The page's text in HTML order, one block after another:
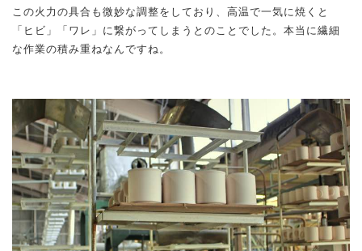
この火力の具合も微妙な調整をしており、高温で一気に焼くと
「ヒビ」「ワレ」に繋がってしまうとのことでした。本当に繊細
な作業の積み重ねなんですね。